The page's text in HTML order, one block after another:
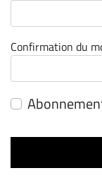
Espace
entreprises
Page
Publier
emploi
Confirmation du